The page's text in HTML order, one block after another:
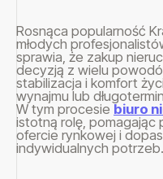
Rosnąca popularność
młodych
sprawia, że zakup
decyzją z wielu
stabilizacja i komfort
wynajmu lub
W tym procesie biuro
istotną rolę, pomagając
ofercie rynkowej i
indywidualnych potrzeb.